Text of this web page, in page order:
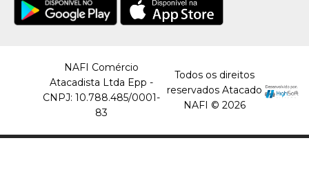
NAFI Comércio
Atacadista Ltda Epp -
CNPJ: 10.788.485/0001-
83
Todos os direitos
reservados Atacado
NAFI © 2026